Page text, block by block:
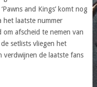
and Kings’ komt nog
het laatste nummer
afscheid te nemen van
setlists vliegen het
verdwijnen de laatste fans